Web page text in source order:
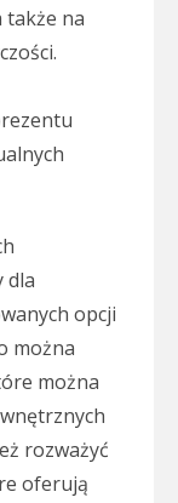
także na
dla
opcji
można
można
rozważyć
oferują